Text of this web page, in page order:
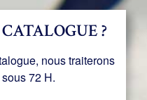
?
nous traiterons
72 H.